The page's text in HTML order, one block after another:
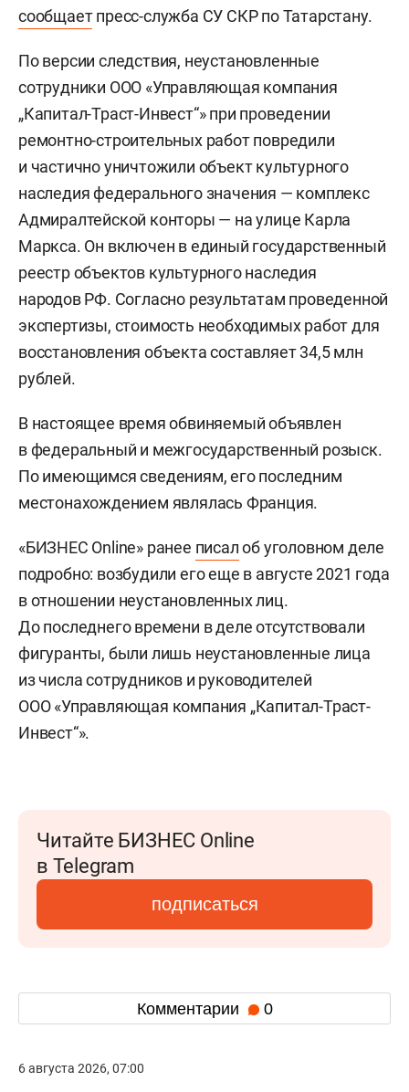
сообщаетпресс-служба СУ СКР по Татарстану.
По версии следствия, неустановленные
сотрудники ООО «Управляющая компания
„Капитал-Траст-Инвест“» при проведении
ремонтно-строительных работ повредили
и частично уничтожили объект культурного
наследия федерального значения — комплекс
Адмиралтейской конторы — на улице Карла
Маркса. Он включен в единый государственный
реестр объектов культурного наследия
народов РФ. Согласно результатам проведенной
экспертизы, стоимость необходимых работ для
восстановления объекта составляет 34,5 млн
рублей.
В настоящее время обвиняемый объявлен
в федеральный и межгосударственный розыск.
По имеющимся сведениям, его последним
местонахождением являлась Франция.
«БИЗНЕС Online» ранее писалоб уголовном деле
подробно: возбудили его еще в августе 2021 года
в отношении неустановленных лиц.
До последнего времени в деле отсутствовали
фигуранты, были лишь неустановленные лица
из числа сотрудников и руководителей
ООО «Управляющая компания „Капитал-Траст-
Инвест“».
Читайте БИЗНЕС Online
в Telegram
подписаться
Комментарии 0
6 августа 2026, 07:00